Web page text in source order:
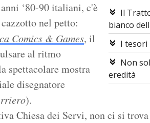
Il
bianco
I tesori
Non
eredità
‘80-90 italiani, c'è
nel petto:
Comics & Games, il
al ritmo
spettacolare mostra
disegnatore
).
Chiesa dei Servi, non ci si